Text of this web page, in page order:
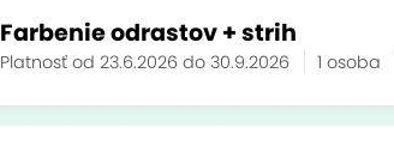
Farbenie odrastov + strih
Platnosť od 23.6.2026 do 30.9.2026 1 osoba